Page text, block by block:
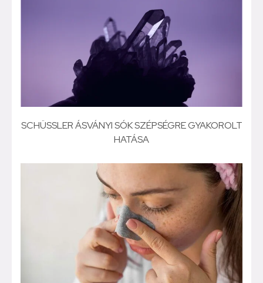
SCHÜSSLER ÁSVÁNYI SÓK SZÉPSÉGRE GYAKOROLT
HATÁSA